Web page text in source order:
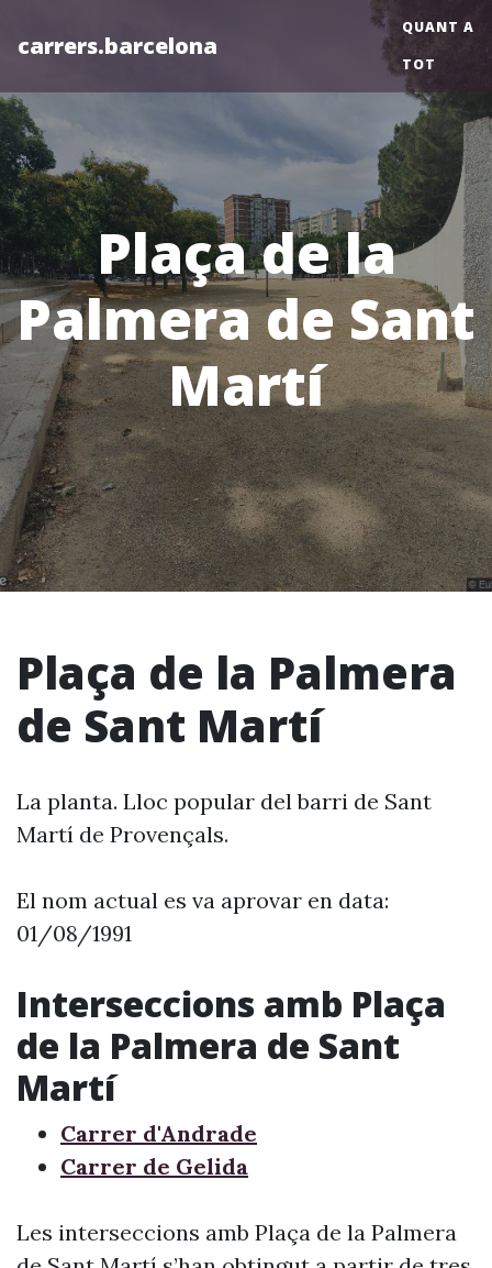
carrers.barcelona
QUANT A
TOT
Plaça de la
Palmera de Sant
Martí
Plaça de la Palmera
de Sant Martí
La planta. Lloc popular del barri de Sant
Martí de Provençals.
El nom actual es va aprovar en data:
01/08/1991
Interseccions amb Plaça
de la Palmera de Sant
Martí
Carrer d'Andrade
Carrer de Gelida
Les interseccions amb Plaça de la Palmera